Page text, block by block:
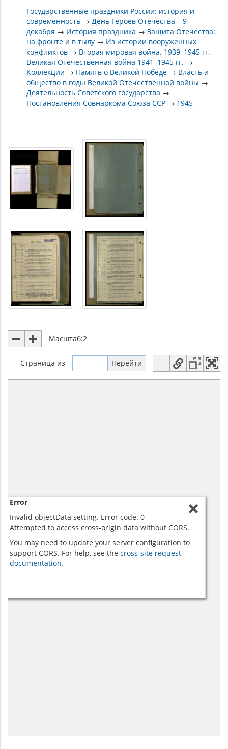
Государственные праздники России: история и
современность → День Героев Отечества – 9
декабря → История праздника →Защита Отечества:
на фронте и в тылу → Из истории вооруженных
конфликтов → Вторая мировая война. 1939–1945 гг.
Великая Отечественная война 1941–1945 гг. →
Коллекции → Память о Великой Победе → Власть и
общество в годы Великой Отечественной войны →
Деятельность Советского государства →
Постановления Совнаркома Союза ССР → 1945
Масштаб:2
Страница из
Error
Invalid objectData setting. Error code: 0
Attempted to access cross-origin data without CORS.
You may need to update your server configuration to
support CORS. For help, see the cross-site request
documentation.